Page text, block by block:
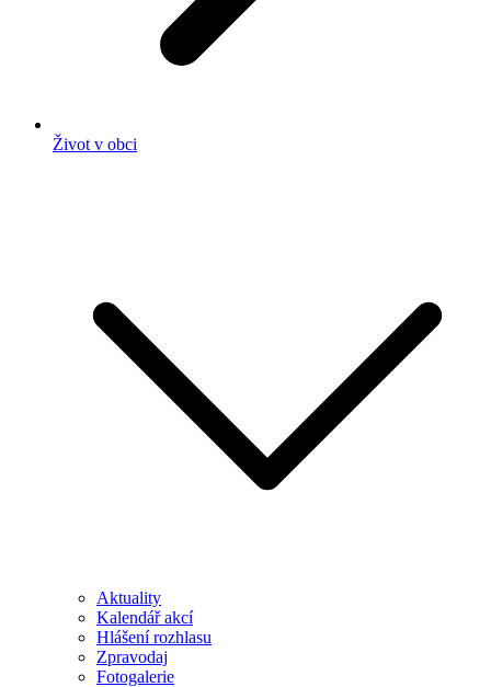
Život v obci
Aktuality
Kalendář akcí
Hlášení rozhlasu
Zpravodaj
Fotogalerie